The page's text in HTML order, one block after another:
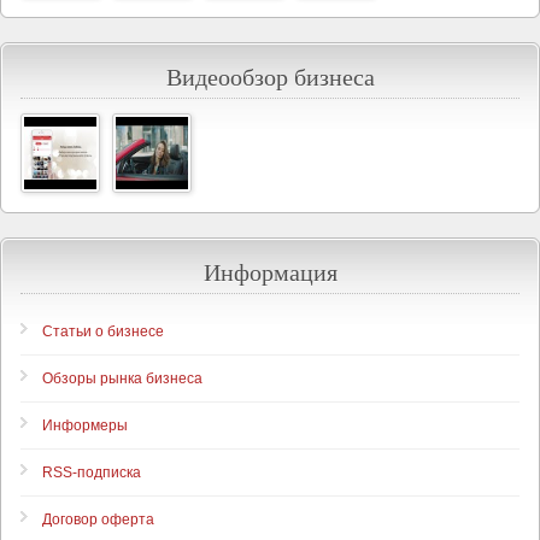
Видеообзор бизнеса
Информация
Статьи о бизнесе
Обзоры рынка бизнеса
Информеры
RSS-подписка
Договор оферта